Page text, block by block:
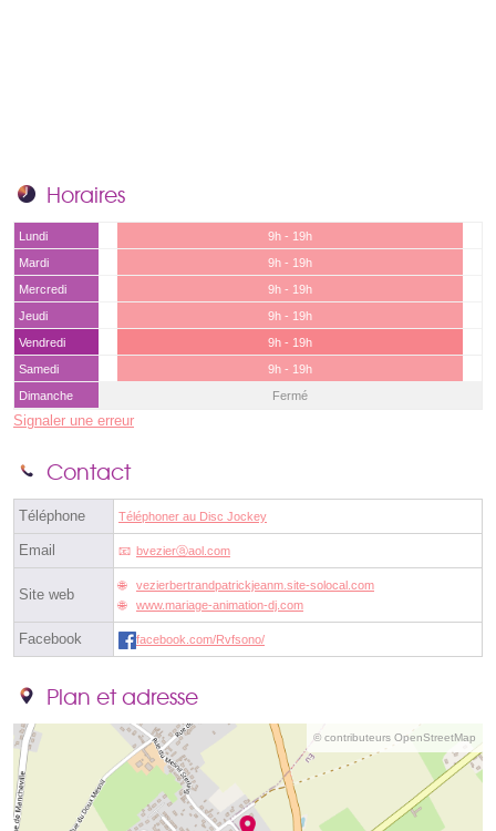
Horaires
Lundi
9h - 19h
Mardi
9h - 19h
Mercredi
9h - 19h
Jeudi
9h - 19h
Vendredi
9h - 19h
Samedi
9h - 19h
Dimanche
Fermé
Signaler une erreur
Contact
Téléphone Téléphoner au Disc Jockey
Email bvezierⓐaol.com
Site web
vezierbertrandpatrickjeanm.site-solocal.com
www.mariage-animation-dj.com
Facebook facebook.com/Rvfsono/
Plan et adresse
© contributeurs OpenStreetMap